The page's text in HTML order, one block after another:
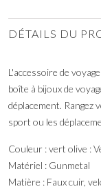
DÉTAILS DU
L'accessoire de
boîte à bijoux de
déplacement. Rangez
sport ou les
Couleur : vert olive :
Matériel : Gunmetal
Matière : Faux cuir,